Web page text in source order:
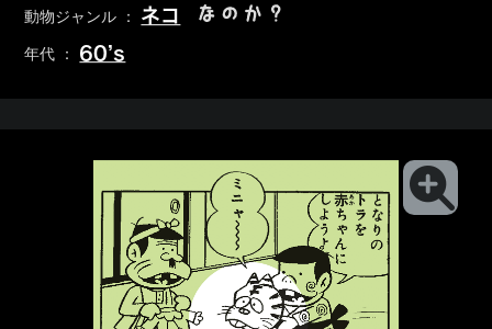
動物ジャンル ： ネコ なのか？
年代 ： 60’s